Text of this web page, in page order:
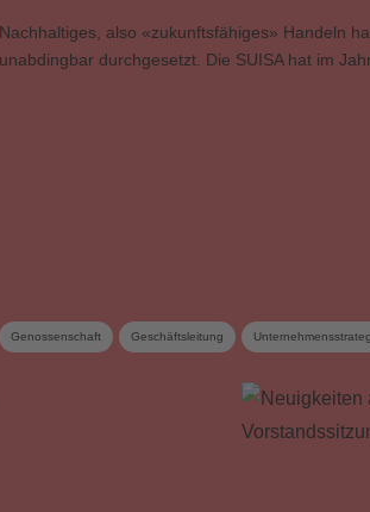
Nachhaltiges, also «zukunftsfähiges» Handeln
unabdingbar durchgesetzt. Die SUISA hat im
Genossenschaft Geschäftsleitung